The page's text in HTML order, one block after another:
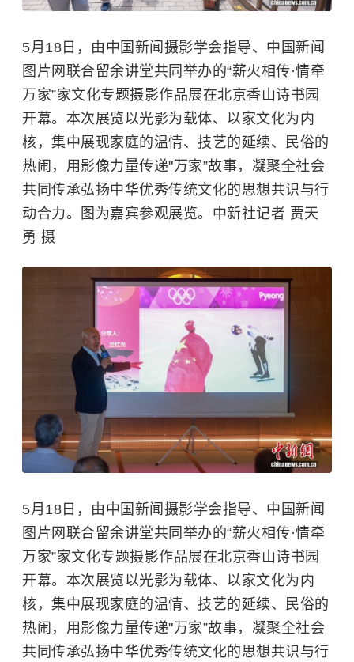
5月18日，由中国新闻摄影学会指导、中国新闻
图片网联合留余讲堂共同举办的“薪火相传·情牵
万家”家文化专题摄影作品展在北京香山诗书园
开幕。本次展览以光影为载体、以家文化为内
核，集中展现家庭的温情、技艺的延续、民俗的
热闹，用影像力量传递"万家”故事，凝聚全社会
共同传承弘扬中华优秀传统文化的思想共识与行
动合力。图为嘉宾参观展览。中新社记者 贾天
勇 摄
5月18日，由中国新闻摄影学会指导、中国新闻
图片网联合留余讲堂共同举办的“薪火相传·情牵
万家”家文化专题摄影作品展在北京香山诗书园
开幕。本次展览以光影为载体、以家文化为内
核，集中展现家庭的温情、技艺的延续、民俗的
热闹，用影像力量传递"万家”故事，凝聚全社会
共同传承弘扬中华优秀传统文化的思想共识与行